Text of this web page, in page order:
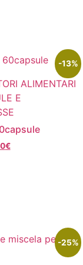
-13%
ALIMENTARI
E
€
-25%